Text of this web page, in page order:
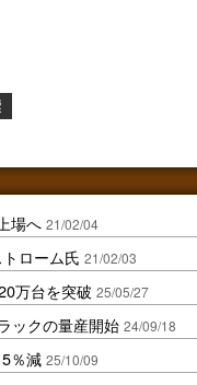
場へ 21/02/04
ローム氏 21/02/03
万台を突破 25/05/27
ックの量産開始 24/09/18
％減 25/10/09